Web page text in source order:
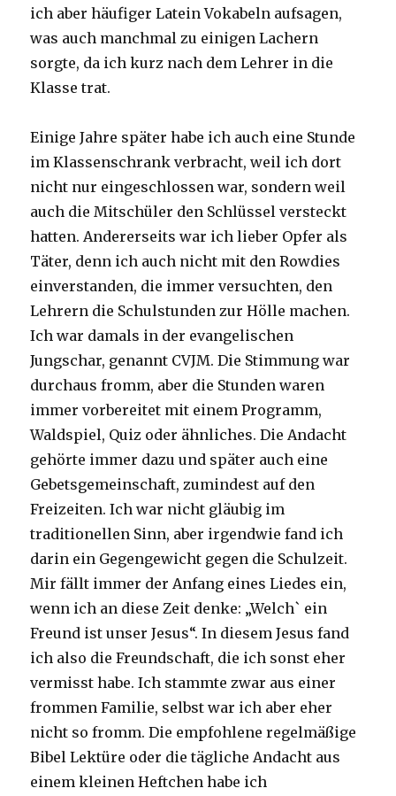
ich aber häufiger Latein Vokabeln aufsagen,
was auch manchmal zu einigen Lachern
sorgte, da ich kurz nach dem Lehrer in die
Klasse trat.
Einige Jahre später habe ich auch eine Stunde
im Klassenschrank verbracht, weil ich dort
nicht nur eingeschlossen war, sondern weil
auch die Mitschüler den Schlüssel versteckt
hatten. Andererseits war ich lieber Opfer als
Täter, denn ich auch nicht mit den Rowdies
einverstanden, die immer versuchten, den
Lehrern die Schulstunden zur Hölle machen.
Ich war damals in der evangelischen
Jungschar, genannt CVJM. Die Stimmung war
durchaus fromm, aber die Stunden waren
immer vorbereitet mit einem Programm,
Waldspiel, Quiz oder ähnliches. Die Andacht
gehörte immer dazu und später auch eine
Gebetsgemeinschaft, zumindest auf den
Freizeiten. Ich war nicht gläubig im
traditionellen Sinn, aber irgendwie fand ich
darin ein Gegengewicht gegen die Schulzeit.
Mir fällt immer der Anfang eines Liedes ein,
wenn ich an diese Zeit denke: „Welch` ein
Freund ist unser Jesus“. In diesem Jesus fand
ich also die Freundschaft, die ich sonst eher
vermisst habe. Ich stammte zwar aus einer
frommen Familie, selbst war ich aber eher
nicht so fromm. Die empfohlene regelmäßige
Bibel Lektüre oder die tägliche Andacht aus
einem kleinen Heftchen habe ich